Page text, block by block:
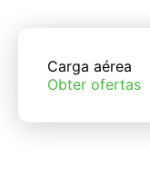
Carga aérea
Obter ofertas